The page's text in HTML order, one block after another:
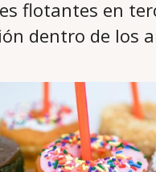
flotantes en
dentro de los